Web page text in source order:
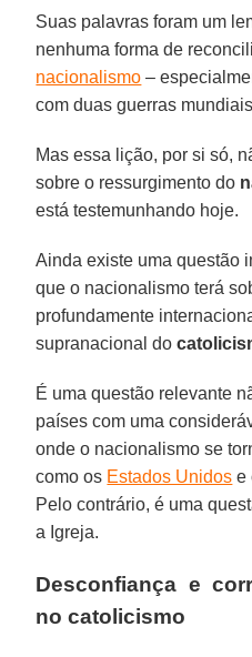
Suas palavras foram um
nenhuma forma de
nacionalismo –
com duas guerras
Mas essa lição, por si só,
sobre o ressurgimento do
está testemunhando hoje.
Ainda existe uma questão
que o nacionalismo terá
profundamente
supranacional do
É uma questão relevante
países com uma
onde o nacionalismo se
como os Estados Unidos e
Pelo contrário, é uma
a Igreja.
Desconfiança e
no catolicismo